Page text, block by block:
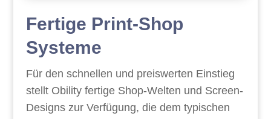
Fertige Print-Shop
Systeme
Für den schnellen und preiswerten Einstieg
stellt Obility fertige Shop-Welten und Screen-
Designs zur Verfügung, die dem typischen